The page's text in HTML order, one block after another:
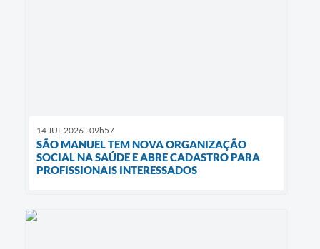
14 JUL 2026 - 09h57
SÃO MANUEL TEM NOVA ORGANIZAÇÃO
SOCIAL NA SAÚDE E ABRE CADASTRO PARA
PROFISSIONAIS INTERESSADOS